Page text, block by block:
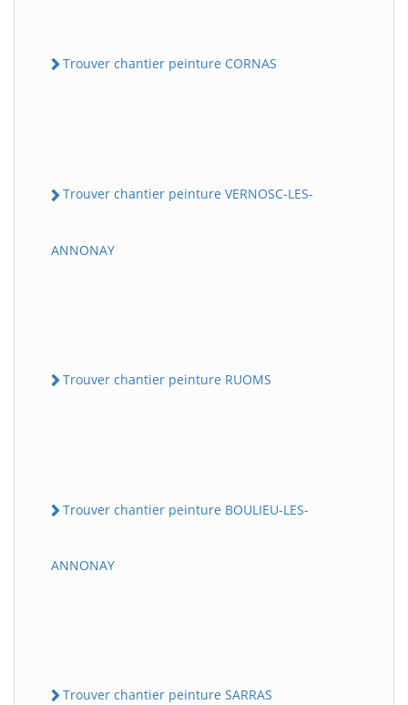
Trouver chantier peinture CORNAS
Trouver chantier peinture VERNOSC-LES-
ANNONAY
Trouver chantier peinture RUOMS
Trouver chantier peinture BOULIEU-LES-
ANNONAY
Trouver chantier peinture SARRAS